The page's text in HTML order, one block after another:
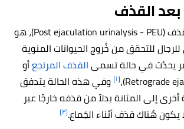
بعد القذف
تحليل البول بعد القذف (Post ejaculation urinalysis - PEU)، هو
للتحقق من خُروج الحيوانات المنوية
يحدُث في حالة تسمىالقذف المرتجعأو
[١] وفي هذه الحالة يتدفق
إلى المثانة بدلاً من قذفه خارجًا عبر
يكون هُناك قذف أثناء الجَماع.[٢]